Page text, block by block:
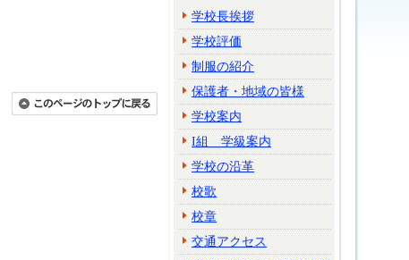
学校長挨拶
学校評価
制服の紹介
保護者・地域の皆様
学校案内
I組 学級案内
学校の沿革
校歌
校章
交通アクセス